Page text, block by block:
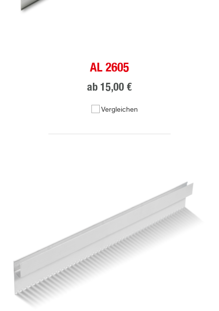
AL 2605
ab 15,00 €
Vergleichen